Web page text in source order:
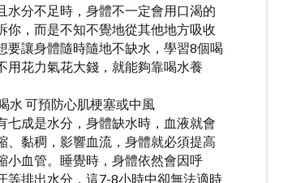
水分不足時，身體不一定會用口渴的
你，而是不知不覺地從其他地方吸收
要讓身體隨時隨地不缺水，學習8個喝
用花力氣花大錢，就能夠靠喝水養
水 可預防心肌梗塞或中風
七成是水分，身體缺水時，血液就會
、黏稠，影響血流，身體就必須提高
小血管。睡覺時，身體依然會因呼
等排出水分，這7-8小時中卻無法適時